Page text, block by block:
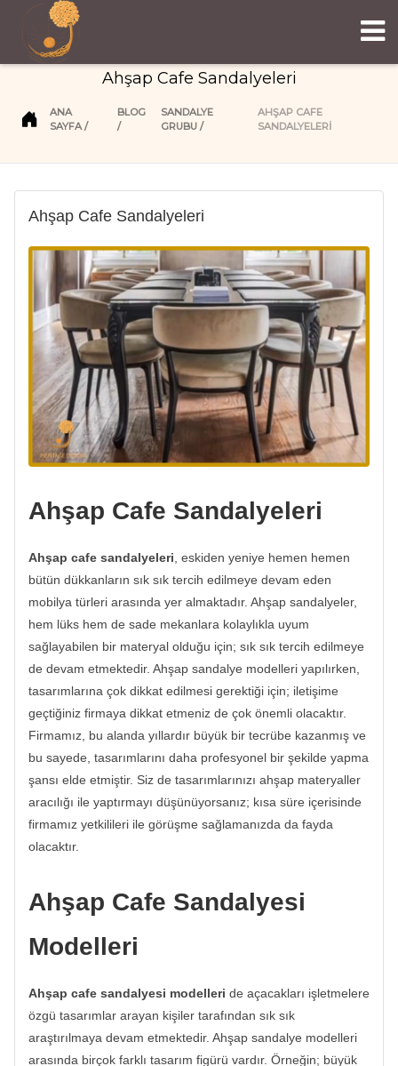
Ahşap Cafe Sandalyeleri
ANA
SAYFA
BLOG
SANDALYE
GRUBU
AHŞAP CAFE
SANDALYELERI
Ahşap Cafe Sandalyeleri
Ahşap Cafe Sandalyeleri
Ahşap cafe sandalyeleri, eskiden yeniye hemen hemen
bütün dükkanların sık sık tercih edilmeye devam eden
mobilya türleri arasında yer almaktadır. Ahşap sandalyeler,
hem lüks hem de sade mekanlara kolaylıkla uyum
sağlayabilen bir materyal olduğu için; sık sık tercih edilmeye
de devam etmektedir. Ahşap sandalye modelleri yapılırken,
tasarımlarına çok dikkat edilmesi gerektiği için; iletişime
geçtiğiniz firmaya dikkat etmeniz de çok önemli olacaktır.
Firmamız, bu alanda yıllardır büyük bir tecrübe kazanmış ve
bu sayede, tasarımlarını daha profesyonel bir şekilde yapma
şansı elde etmiştir. Siz de tasarımlarınızı ahşap materyaller
aracılığı ile yaptırmayı düşünüyorsanız; kısa süre içerisinde
firmamız yetkilileri ile görüşme sağlamanızda da fayda
olacaktır.
Ahşap Cafe Sandalyesi
Modelleri
Ahşap cafe sandalyesi modelleri de açacakları işletmelere
özgü tasarımlar arayan kişiler tarafından sık sık
araştırılmaya devam etmektedir. Ahşap sandalye modelleri
arasında birçok farklı tasarım figürü vardır. Örneğin; büyük